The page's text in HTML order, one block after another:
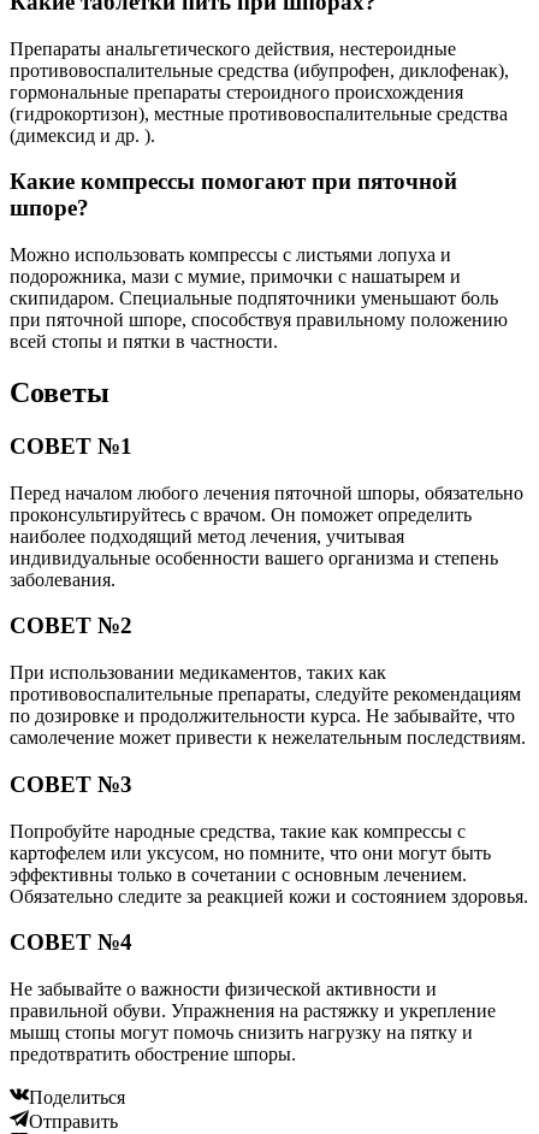
Препараты анальгетического действия, нестероидные
противовоспалительные средства (ибупрофен, диклофенак),
гормональные препараты стероидного происхождения
(гидрокортизон), местные противовоспалительные средства
(димексид и др. ).
Какие компрессы помогают при пяточной
шпоре?
Можно использовать компрессы с листьями лопуха и
подорожника, мази с мумие, примочки с нашатырем и
скипидаром. Специальные подпяточники уменьшают боль
при пяточной шпоре, способствуя правильному положению
всей стопы и пятки в частности.
Советы
СОВЕТ №1
Перед началом любого лечения пяточной шпоры, обязательно
проконсультируйтесь с врачом. Он поможет определить
наиболее подходящий метод лечения, учитывая
индивидуальные особенности вашего организма и степень
заболевания.
СОВЕТ №2
При использовании медикаментов, таких как
противовоспалительные препараты, следуйте рекомендациям
по дозировке и продолжительности курса. Не забывайте, что
самолечение может привести к нежелательным последствиям.
СОВЕТ №3
Попробуйте народные средства, такие как компрессы с
картофелем или уксусом, но помните, что они могут быть
эффективны только в сочетании с основным лечением.
Обязательно следите за реакцией кожи и состоянием здоровья.
СОВЕТ №4
Не забывайте о важности физической активности и
правильной обуви. Упражнения на растяжку и укрепление
мышц стопы могут помочь снизить нагрузку на пятку и
предотвратить обострение шпоры.
Поделиться
Отправить